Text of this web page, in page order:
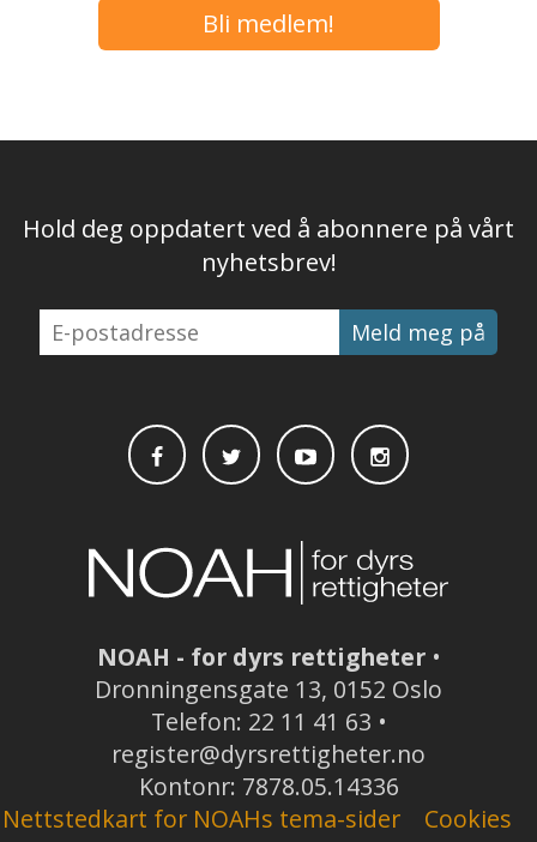
Bli medlem!
Hold deg oppdatert ved å abonnere på vårt
nyhetsbrev!
NOAH - for dyrs rettigheter•
Dronningensgate 13, 0152 Oslo
Telefon: 22 11 41 63 •
register@dyrsrettigheter.no
Kontonr: 7878.05.14336
Nettstedkart for NOAHs tema-sider
Cookies